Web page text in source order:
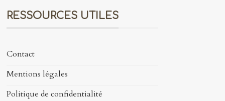
RESSOURCES UTILES
Contact
Mentions légales
Politique de confidentialité